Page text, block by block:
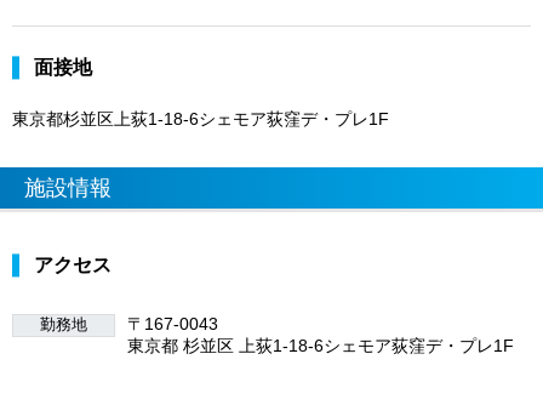
面接地
東京都杉並区上荻1-18-6シェモア荻窪デ・プレ1F
施設情報
アクセス
勤務地
〒167-0043
東京都 杉並区 上荻1-18-6シェモア荻窪デ・プレ1F